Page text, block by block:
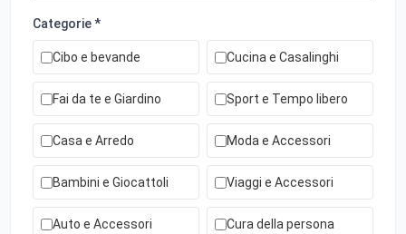
Categorie *
Cibo e bevande Cucina e Casalinghi
Fai da te e Giardino Sport e Tempo libero
Casa e Arredo Moda e Accessori
Bambini e Giocattoli Viaggi e Accessori
Auto e Accessori Cura della persona